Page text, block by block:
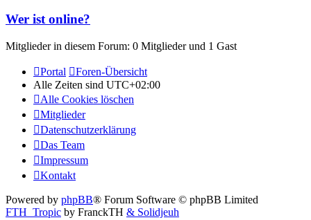
Wer ist online?
Mitglieder in diesem Forum: 0 Mitglieder und 1 Gast
Portal
Foren-Übersicht
Alle Zeiten sind UTC+02:00
Alle Cookies löschen
Mitglieder
Datenschutzerklärung
Das Team
Impressum
Kontakt
Powered by phpBB® Forum Software © phpBB Limited
FTH_Tropic by FranckTH & Solidjeuh